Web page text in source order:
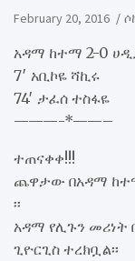
February 20, 2016
አዳማ ከተማ 2-0
7′ አቢኮዬ ሻኪሩ
74′ ታፈሰ ተስፋዬ
———-*——–
ተጠናቀቀ!!!
ጨዋታው በአዳማ
፡፡
አዳማ የሊጉን መሪነት
ጊዮርጊስ ተረክቧል፡፡